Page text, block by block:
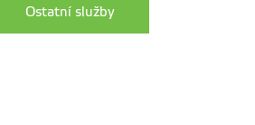
Ostatní služby